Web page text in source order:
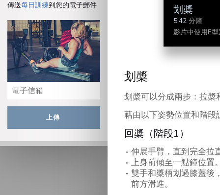
傳送每日訓練到您的電子郵件
上傳
划槳
5:42分鐘
影片中使用E
划槳
划槳可以分成兩步：拉槳
藉由以下姿勢位置和階
回槳（階段1）
伸展手臂，直到完全拉
上身前傾至一點鐘位置
雙手和槳柄划過膝蓋後
前方滑進。